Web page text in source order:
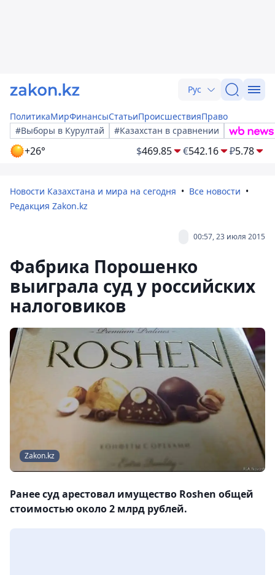
Рус
ПолитикаМирФинансыСтатьиПроисшествияПраво
#Выборы в Курултай
#Казахстан в сравнении
+26° $469.85 €542.16 ₽5.78
Новости Казахстана и мира на сегодня
Все новости
Редакция Zakon.kz
00:57, 23 июля 2015
Фабрика Порошенко
выиграла суд у российских
налоговиков
Zakon.kz
Ранее суд арестовал имущество Roshen общей
стоимостью около 2 млрд рублей.